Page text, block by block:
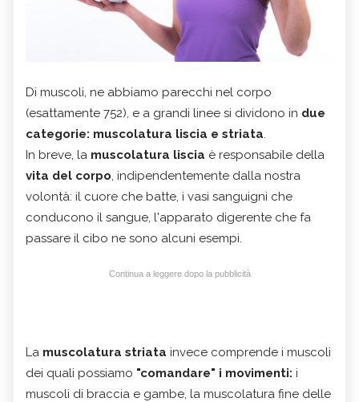
Di muscoli, ne abbiamo parecchi nel corpo
(esattamente 752), e a grandi linee si dividono in due
categorie: muscolatura liscia e striata.
In breve, la muscolatura liscia è responsabile della
vita del corpo, indipendentemente dalla nostra
volontà: il cuore che batte, i vasi sanguigni che
conducono il sangue, l'apparato digerente che fa
passare il cibo ne sono alcuni esempi.
Continua a leggere dopo la pubblicità
La muscolatura striata invece comprende i muscoli
dei quali possiamo "comandare" i movimenti: i
muscoli di braccia e gambe, la muscolatura fine delle